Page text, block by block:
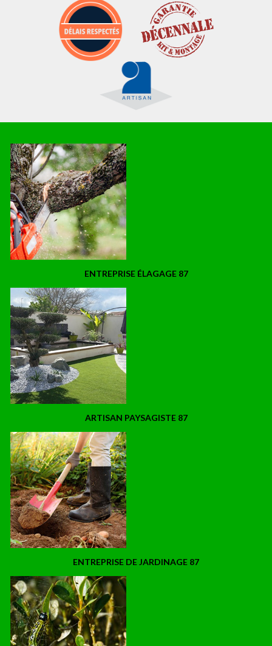
ENTREPRISE ÉLAGAGE 87
ARTISAN PAYSAGISTE 87
ENTREPRISE DE JARDINAGE 87